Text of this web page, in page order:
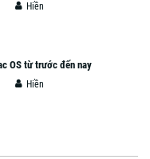
Hiền
OS từ trước đến nay
Hiền